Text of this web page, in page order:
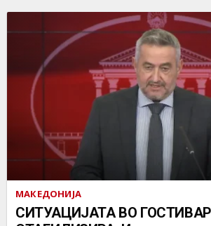
МАКЕДОНИЈА
СИТУАЦИЈАТА ВО